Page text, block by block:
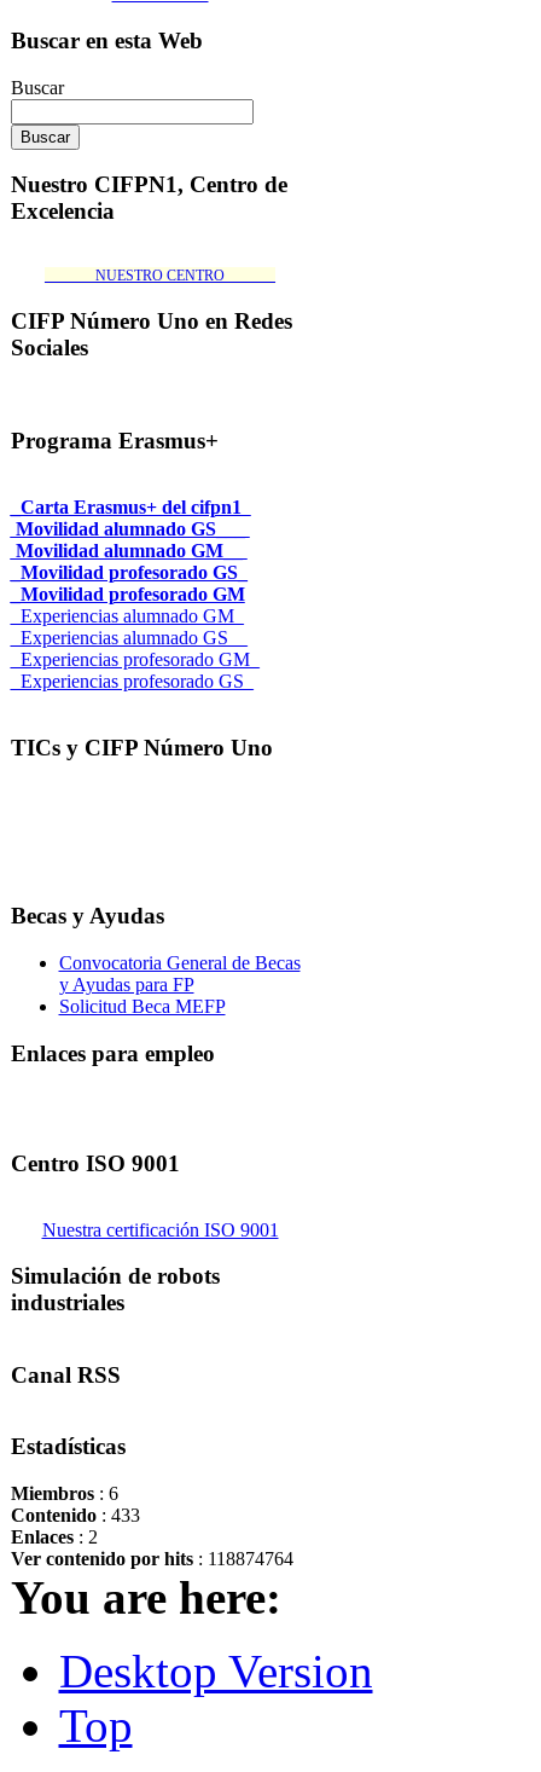
Buscar en esta Web
Buscar
Nuestro CIFPN1, Centro de
Excelencia
_______NUESTRO CENTRO_______
CIFP Número Uno en Redes
Sociales
Programa Erasmus+
_Carta Erasmus+ del cifpn1
Movilidad alumnado GS___
Movilidad alumnado GM__
_Movilidad profesorado GS_
_Movilidad profesorado GM
_Experiencias alumnado GM_
_Experiencias alumnado GS__
_Experiencias profesorado GM_
_Experiencias profesorado GS_
TICs y CIFP Número Uno
Becas y Ayudas
Convocatoria General de Becas
y Ayudas para FP
Solicitud Beca MEFP
Enlaces para empleo
Centro ISO 9001
Nuestra certificación ISO 9001
Simulación de robots
industriales
Canal RSS
Estadísticas
Miembros: 6
Contenido: 433
Enlaces: 2
Ver contenido por hits: 118874764
You are here:
Desktop Version
Top